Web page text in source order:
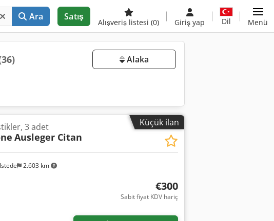
Ara Satış
Alışveriş listesi (0) Giriş yap Dil Menü
Alaka
Küçük ilan
2.603 km
3 adet
Ausleger Citan
€300
Sabit fiyat KDV hariç